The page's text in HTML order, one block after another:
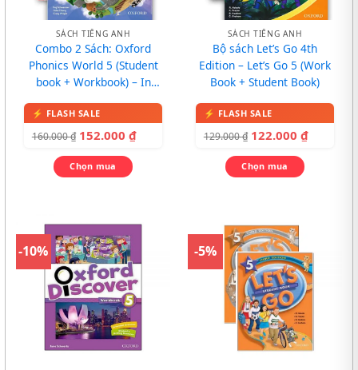
SÁCH TIẾNG ANH
Combo 2 Sách: Oxford
Phonics World 5 (Student
book + Workbook) – In
160.000₫ 152.000 ₫
Chọn mua
SÁCH TIẾNG ANH
Bộ sách Let’s Go 4th
Edition – Let’s Go 5 (Work
Book + Student Book)
129.000₫ 122.000 ₫
Chọn mua
-10% -5%